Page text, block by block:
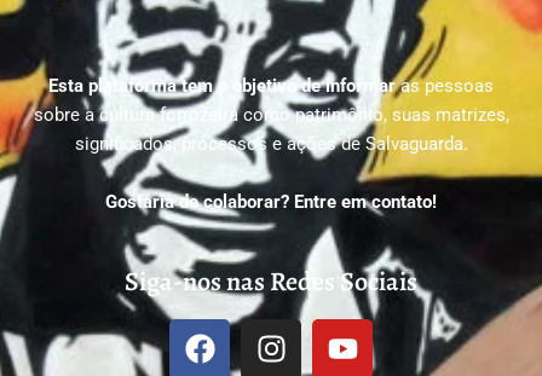
Esta plataforma tem o objetivo de informaras pessoas
sobre a cultura forrozeira como patrimônio, suas matrizes,
significados, processos e ações de Salvaguarda.
Gostaria de colaborar? Entre em contato!
Siga-nos nas Redes Sociais